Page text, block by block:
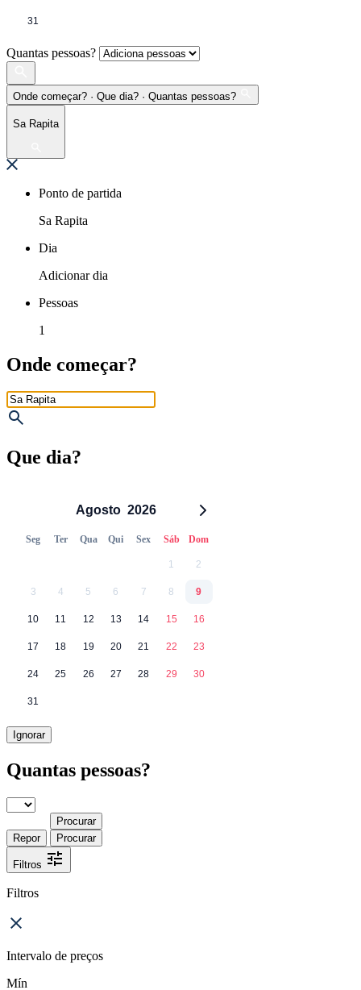
31
Quantas pessoas?
Onde começar? · Que dia? · Quantas pessoas?
Sa Rapita
Ponto de partida
Sa Rapita
Dia
Adicionar dia
Pessoas
1
Onde começar?
Que dia?
Agosto 2026
Seg Ter Qua Qui Sex Sáb Dom
1 2
3 4 5 6 7 8 9
10 11 12 13 14 15 16
17 18 19 20 21 22 23
24 25 26 27 28 29 30
31
Ignorar
Quantas pessoas?
Procurar
Repor
Procurar
Filtros
Filtros
Intervalo de preços
Mín